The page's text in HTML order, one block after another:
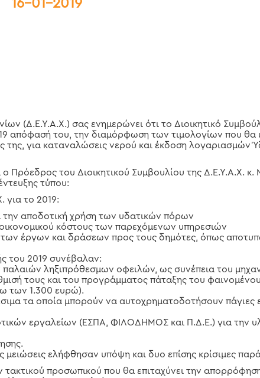
16-01-2019
(Δ.Ε.Υ.Α.Χ.) σας ενημερώνει ότι το Διοικητικό
απόφασή του, την διαμόρφωση των τιμολογίων που θα
της, για καταναλώσεις νερού και έκδοση λογαριασμών
Πρόεδρος του Διοικητικού Συμβουλίου της Δ.Ε.Υ.Α.Χ. κ.
τύπου:
για το 2019:
την αποδοτική χρήση των υδατικών πόρων
κόστους των παρεχόμενων υπηρεσιών
των έργων και δράσεων προς τους δημότες, όπως
του 2019 συνέβαλαν:
ληξιπρόθεσμων οφειλών, ως συνέπεια του
τους και του προγράμματος πάταξης του
των 1.300 ευρώ).
τα οποία μπορούν να αυτοχρηματοδοτήσουν πάγιες
εργαλείων (ΕΣΠΑ, ΦΙΛΟΔΗΜΟΣ και Π.Δ.Ε.) για την
μειώσεις ελήφθησαν υπόψη και δυο επίσης κρίσιμες
τακτικού προσωπικού που θα επιταχύνει την